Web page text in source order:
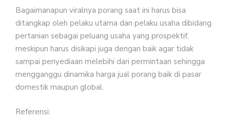
Bagaimanapun viralnya porang saat ini harus bisa
ditangkap oleh pelaku utama dan pelaku usaha dibidang
pertanian sebagai peluang usaha yang prospektif,
meskipun harus disikapi juga dengan baik agar tidak
sampai penyediaan melebihi dari permintaan sehingga
mengganggu dinamika harga jual porang baik di pasar
domestik maupun global.
Referensi: